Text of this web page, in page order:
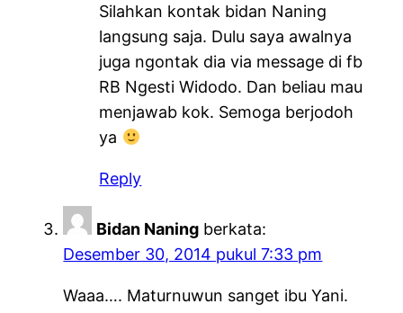
Silahkan kontak bidan Naning
langsung saja. Dulu saya awalnya
juga ngontak dia via message di fb
RB Ngesti Widodo. Dan beliau mau
menjawab kok. Semoga berjodoh
ya
Reply
Bidan Naning berkata:
Desember 30, 2014 pukul 7:33 pm
Waaa…. Maturnuwun sanget ibu Yani.